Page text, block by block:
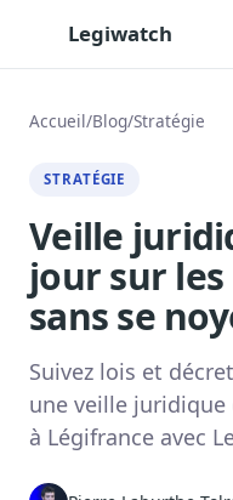
Legiwatch
Assistant IA
Transcriptions IA
Toutes les séances
Synthèses IA
Résumés
9 interviews
Accueil/Blog/Stratégie
STRATÉGIE
Veille
jour sur
sans se
Suivez lois et
une veille juridique
à Légifrance avec